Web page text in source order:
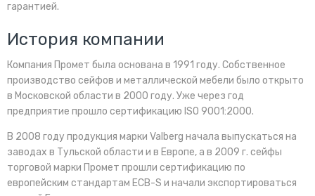
гарантией.
История компании
Компания Промет была основана в 1991 году. Собственное
производство сейфов и металлической мебели было открыто
в Московской области в 2000 году. Уже через год
предприятие прошло сертификацию ISO 9001:2000.
В 2008 году продукция марки Valberg начала выпускаться на
заводах в Тульской области и в Европе, а в 2009 г. сейфы
торговой марки Промет прошли сертификацию по
европейским стандартам ECB-S и начали экспортироваться